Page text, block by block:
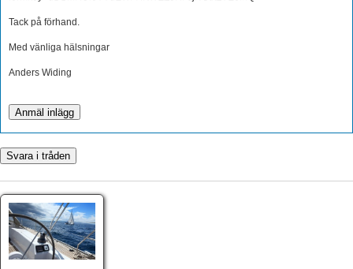
Tack på förhand.
Med vänliga hälsningar
Anders Widing